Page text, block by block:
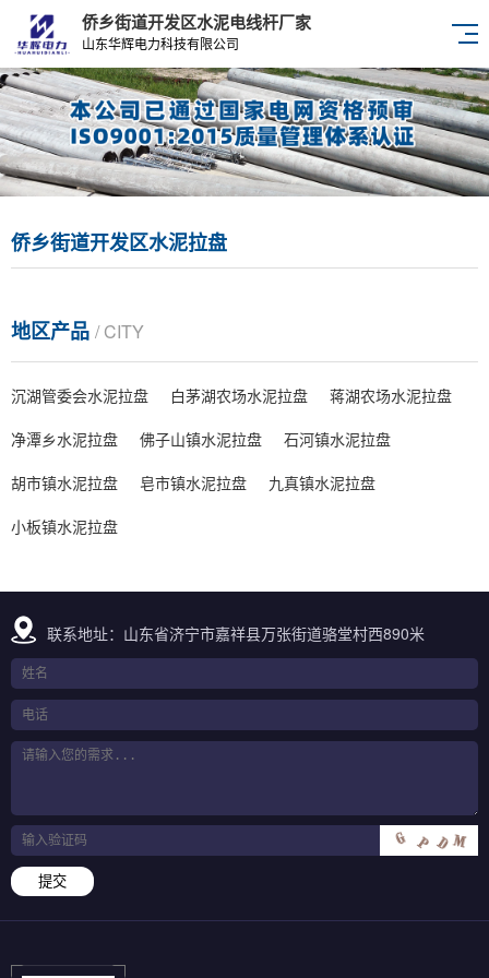
侨乡街道开发区水泥电线杆厂家
山东华辉电力科技有限公司
侨乡街道开发区水泥拉盘
地区产品 / CITY
沉湖管委会水泥拉盘 白茅湖农场水泥拉盘
蒋湖农场水泥拉盘
净潭乡水泥拉盘
佛子山镇水泥拉盘
石河镇水泥拉盘
胡市镇水泥拉盘
皂市镇水泥拉盘
九真镇水泥拉盘
小板镇水泥拉盘
联系地址：山东省济宁市嘉祥县万张街道骆堂村西890米
提交